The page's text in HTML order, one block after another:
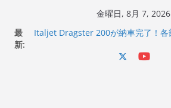
金曜日, 8月 7, 2026
最
新:
コーナリングが楽しくなった
Italjet Dragster 200が納車完了！各
マホホルダー付けて、ガラスコーテ